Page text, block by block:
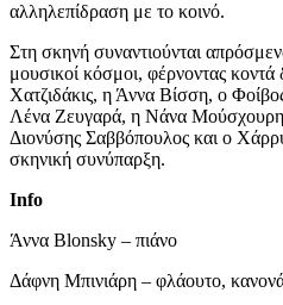
αλληλεπίδραση με το κοινό.
Στη σκηνή συναντιούνται
μουσικοί κόσμοι, φέρνοντας
Χατζιδάκις, η Άννα Βίσση, ο
Λένα Ζευγαρά, η Νάνα
Διονύσης Σαββόπουλος και ο
σκηνική συνύπαρξη.
Info
Άννα Blonsky – πιάνο
Δάφνη Μπινιάρη – φλάουτο,